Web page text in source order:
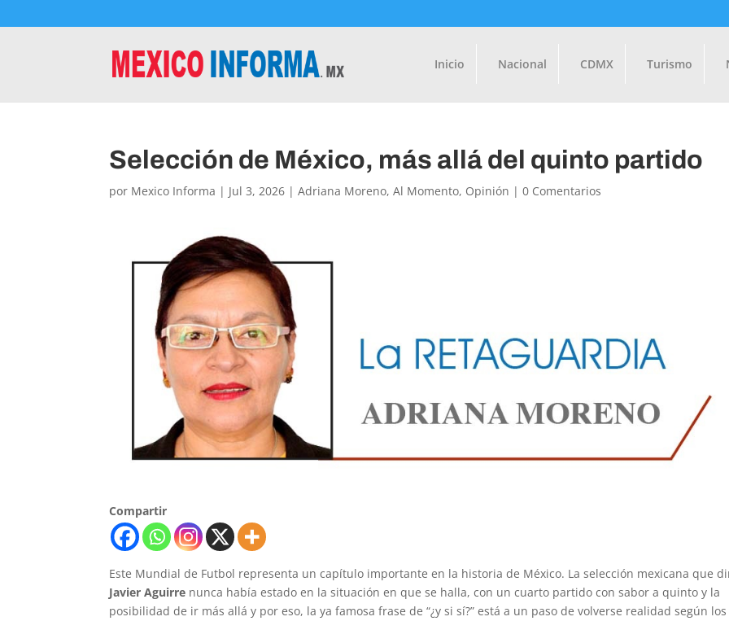
Inicio Nacional CDMX Turismo
Selección de México, más allá del quinto partido
por Mexico Informa | Jul 3, 2026 |Adriana Moreno,Al Momento, Opinión |0 Comentarios
Compartir
Este Mundial de Futbol representa un capítulo importante en la historia de México. La selección mexicana que
Javier Aguirre nunca había estado en la situación en que se halla, con un cuarto partido con sabor a quinto y la
posibilidad de ir más allá y por eso, la ya famosa frase de “¿y si sí?” está a un paso de volverse realidad según los